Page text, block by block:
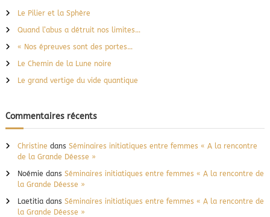
c
h
e
:
Le Pilier et la Sphère
Quand l’abus a détruit nos limites…
« Nos épreuves sont des portes…
Le Chemin de la Lune noire
Le grand vertige du vide quantique
Commentaires récents
Christine dans Séminaires initiatiques entre femmes « A la rencontre
de la Grande Déesse »
Noémie dans Séminaires initiatiques entre femmes « A la rencontre de
la Grande Déesse »
Laetitiadans Séminaires initiatiques entre femmes « A la rencontre de
la Grande Déesse »